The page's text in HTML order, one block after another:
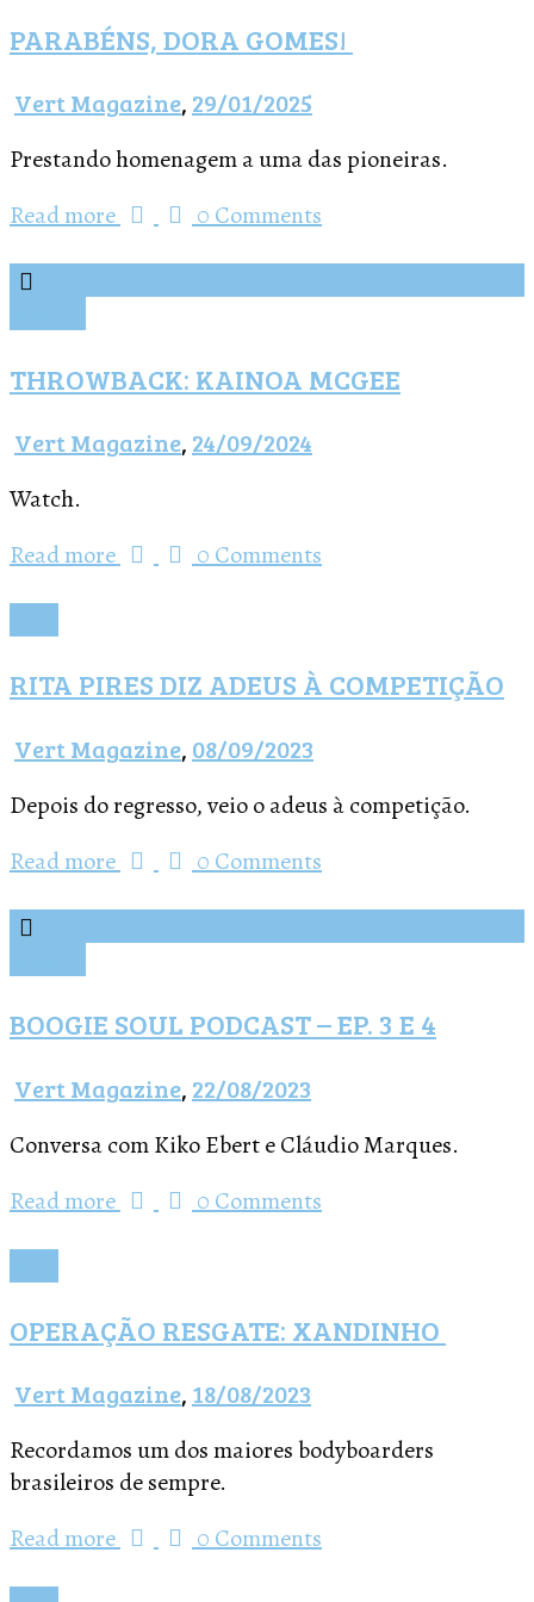
PARABÉNS, DORA GOMES!
Vert Magazine, 29/01/2025
Prestando homenagem a uma das pioneiras.
Read more
0 Comments
THROWBACK: KAINOA MCGEE
Vert Magazine, 24/09/2024
Watch.
Read more
0 Comments
RITA PIRES DIZ ADEUS À COMPETIÇÃO
Vert Magazine, 08/09/2023
Depois do regresso, veio o adeus à competição.
Read more
0 Comments
BOOGIE SOUL PODCAST – EP. 3 E 4
Vert Magazine, 22/08/2023
Conversa com Kiko Ebert e Cláudio Marques.
Read more
0 Comments
OPERAÇÃO RESGATE: XANDINHO
Vert Magazine, 18/08/2023
Recordamos um dos maiores bodyboarders
brasileiros de sempre.
Read more
0 Comments